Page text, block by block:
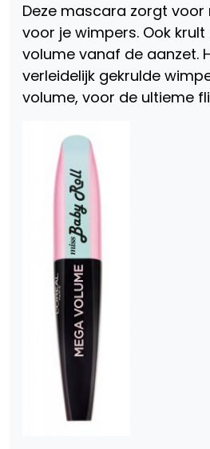
Deze mascara zorgt
voor je wimpers. Ook
volume vanaf de aanzet.
verleidelijk gekrulde
volume, voor de ultieme